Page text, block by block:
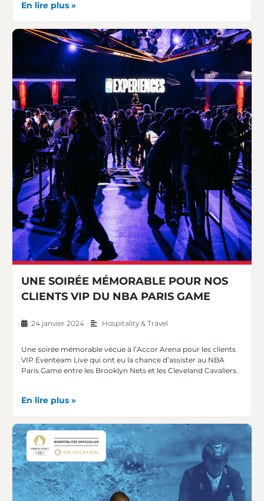
En lire plus »
UNE SOIRÉE MÉMORABLE POUR NOS
CLIENTS VIP DU NBA PARIS GAME
24 janvier 2024 • Hospitality & Travel
Une soirée mémorable vécue à l’Accor Arena pour les clients
VIP Eventeam Live qui ont eu la chance d’assister au NBA
Paris Game entre les Brooklyn Nets et les Cleveland Cavaliers.
En lire plus »